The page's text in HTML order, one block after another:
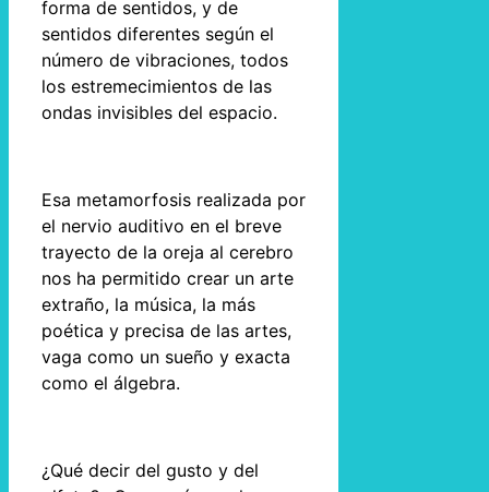
forma de sentidos, y de
sentidos diferentes según el
número de vibraciones, todos
los estremecimientos de las
ondas invisibles del espacio.
Esa metamorfosis realizada por
el nervio auditivo en el breve
trayecto de la oreja al cerebro
nos ha permitido crear un arte
extraño, la música, la más
poética y precisa de las artes,
vaga como un sueño y exacta
como el álgebra.
¿Qué decir del gusto y del